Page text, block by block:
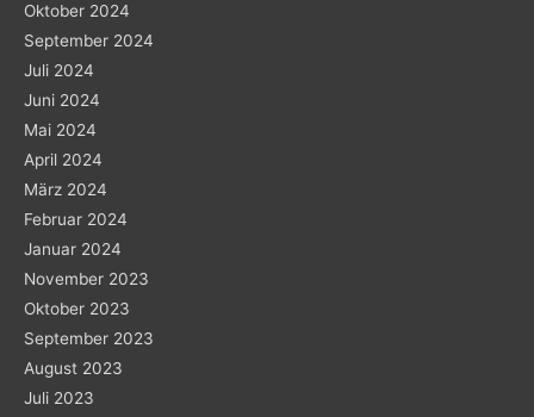
Oktober 2024
September 2024
Juli 2024
Juni 2024
Mai 2024
April 2024
März 2024
Februar 2024
Januar 2024
November 2023
Oktober 2023
September 2023
August 2023
Juli 2023